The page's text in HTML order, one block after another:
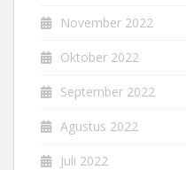
November 2022
Oktober 2022
September 2022
Agustus 2022
Juli 2022